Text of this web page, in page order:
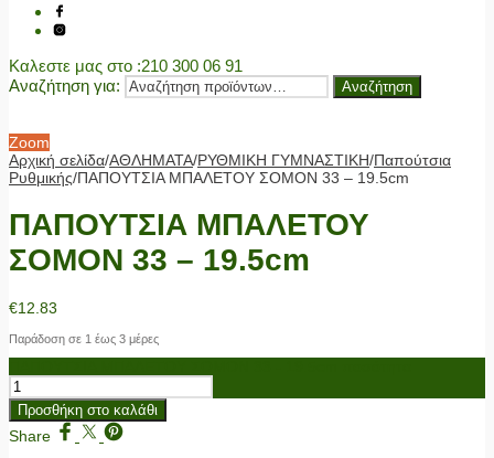
Καλεστε μας στο :210 300 06 91
Αναζήτηση για:
Αναζήτηση
Zoom
Αρχική σελίδα/ΑΘΛΗΜΑΤΑ/ΡΥΘΜΙΚΗ ΓΥΜΝΑΣΤΙΚΗ/Παπούτσια
Ρυθμικής/ΠΑΠΟΥΤΣΙΑ ΜΠΑΛΕΤΟΥ ΣΟΜΟΝ 33 – 19.5cm
ΠΑΠΟΥΤΣΙΑ ΜΠΑΛΕΤΟΥ
ΣΟΜΟΝ 33 – 19.5cm
€12.83
Παράδοση σε 1 έως 3 μέρες
Προσθήκη στο καλάθι
Share